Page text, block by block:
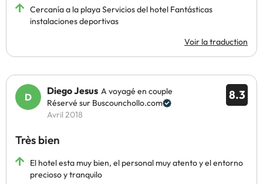
Cercanía a la playa Servicios del hotel Fantásticas
instalaciones deportivas
Voir la traduction
8.3
Diego Jesus A voyagé en couple
Réservé sur Buscounchollo.com
Avril 2018
Très bien
El hotel esta muy bien, el personal muy atento y el entorno
precioso y tranquilo